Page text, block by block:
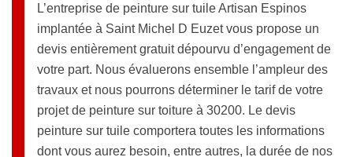
L’entreprise de peinture sur tuile Artisan Espinos
implantée à Saint Michel D Euzet vous propose un
devis entièrement gratuit dépourvu d’engagement de
votre part. Nous évaluerons ensemble l’ampleur des
travaux et nous pourrons déterminer le tarif de votre
projet de peinture sur toiture à 30200. Le devis
peinture sur tuile comportera toutes les informations
dont vous aurez besoin, entre autres, la durée de nos